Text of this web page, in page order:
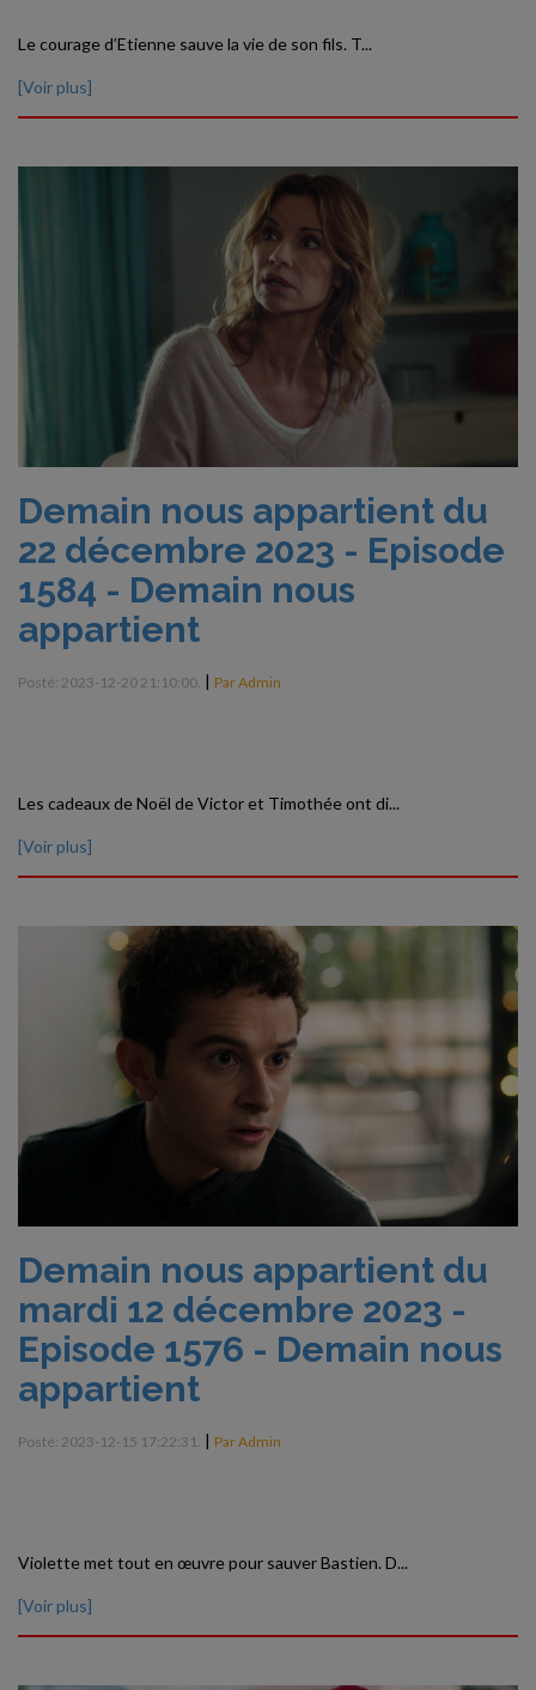
Le courage d’Etienne sauve la vie de son fils. T...
[Voir plus]
Demain nous appartient du
22 décembre 2023 - Episode
1584 - Demain nous
appartient
Posté: 2023-12-20 21:10:00. | Par Admin
Les cadeaux de Noël de Victor et Timothée ont di...
[Voir plus]
Demain nous appartient du
mardi 12 décembre 2023 -
Episode 1576 - Demain nous
appartient
Posté: 2023-12-15 17:22:31. | Par Admin
Violette met tout en œuvre pour sauver Bastien. D...
[Voir plus]